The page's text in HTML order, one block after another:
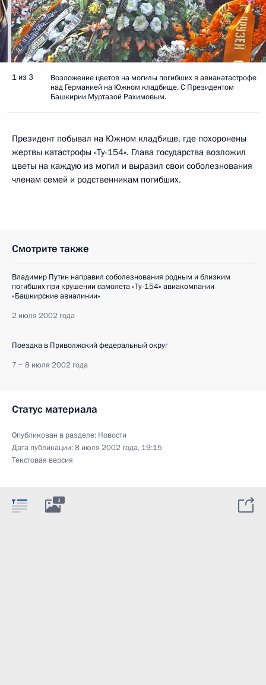
1 из 3
Возложение цветов на могилы погибших в авиакатастрофе
над Германией на Южном кладбище. С Президентом
Башкирии Муртазой Рахимовым.
Президент побывал на Южном кладбище, где похоронены
жертвы катастрофы «Ту-154». Глава государства возложил
цветы на каждую из могил и выразил свои соболезнования
членам семей и родственникам погибших.
Смотрите также
Владимир Путин направил соболезнования родным и близким
погибших при крушении самолета «Ту-154» авиакомпании
«Башкирские авиалинии»
2 июля 2002 года
Поездка в Приволжский федеральный округ
7 − 8 июля 2002 года
Статус материала
Опубликован в разделе: Новости
Дата публикации:8 июля 2002 года, 19:15
Текстовая версия
3